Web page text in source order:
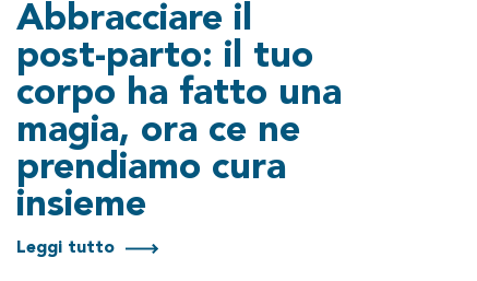
Abbracciare il
post-parto: il tuo
corpo ha fatto una
magia, ora ce ne
prendiamo cura
insieme
Leggi tutto